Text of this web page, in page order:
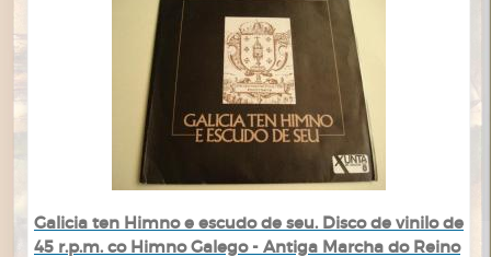
Galicia ten Himno e escudo de seu. Disco de vinilo de
45 r.p.m. co Himno Galego - Antiga Marcha do Reino